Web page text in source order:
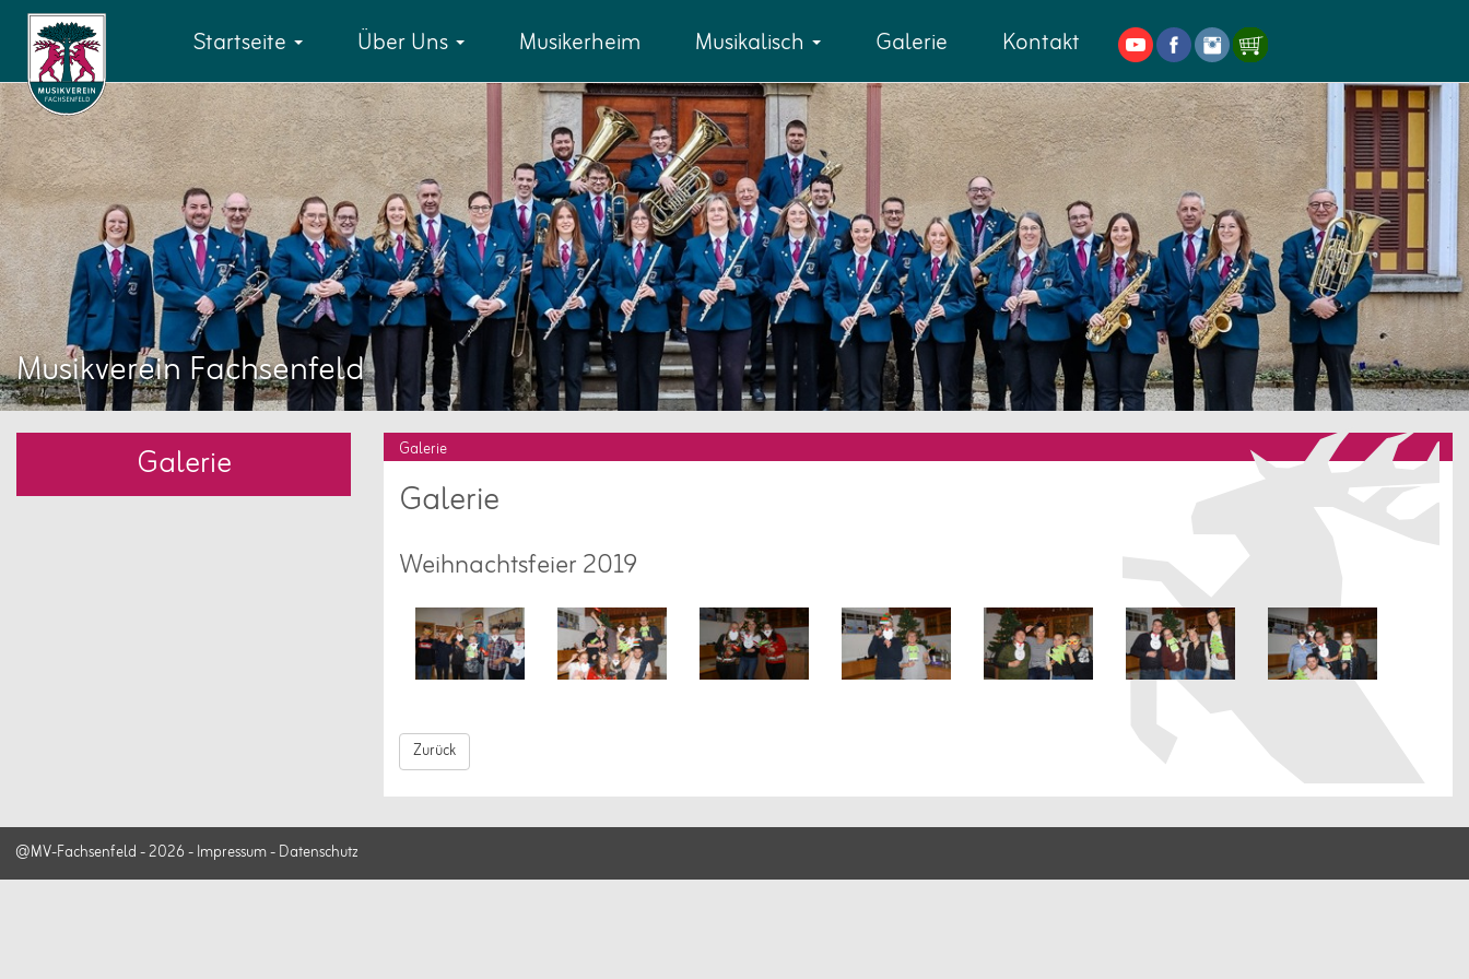
Startseite Über Uns Musikerheim Musikalisch Galerie Kontakt
Musikverein Fachsenfeld
Galerie Galerie
Galerie
Weihnachtsfeier 2019
Zurück
@MV-Fachsenfeld - 2026 -Impressum-Datenschutz